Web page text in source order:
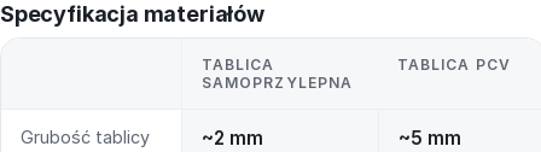
Specyfikacja materiałów
TABLICA
SAMOPRZYLEPNA
TABLICA PCV
Grubość tablicy ~2 mm ~5 mm